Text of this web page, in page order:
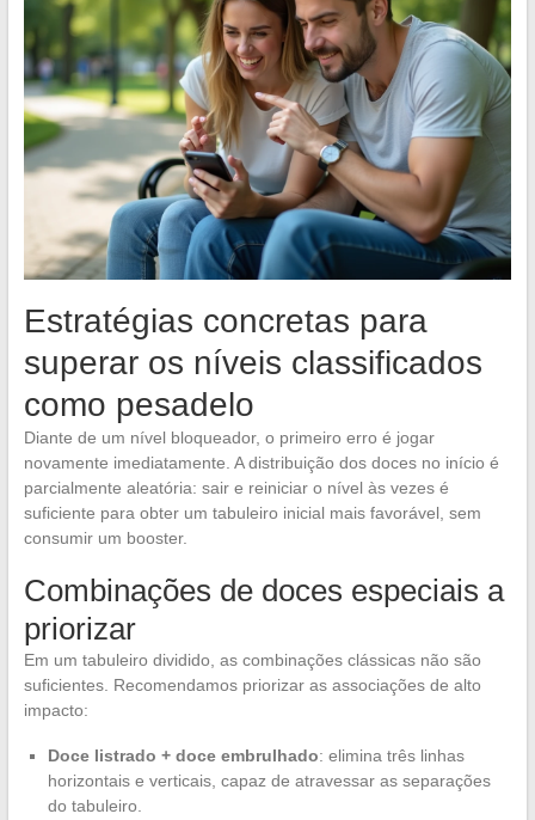
Estratégias concretas para
superar os níveis classificados
como pesadelo
Diante de um nível bloqueador, o primeiro erro é jogar
novamente imediatamente. A distribuição dos doces no início é
parcialmente aleatória: sair e reiniciar o nível às vezes é
suficiente para obter um tabuleiro inicial mais favorável, sem
consumir um booster.
Combinações de doces especiais a
priorizar
Em um tabuleiro dividido, as combinações clássicas não são
suficientes. Recomendamos priorizar as associações de alto
impacto:
Doce listrado + doce embrulhado: elimina três linhas
horizontais e verticais, capaz de atravessar as separações
do tabuleiro.